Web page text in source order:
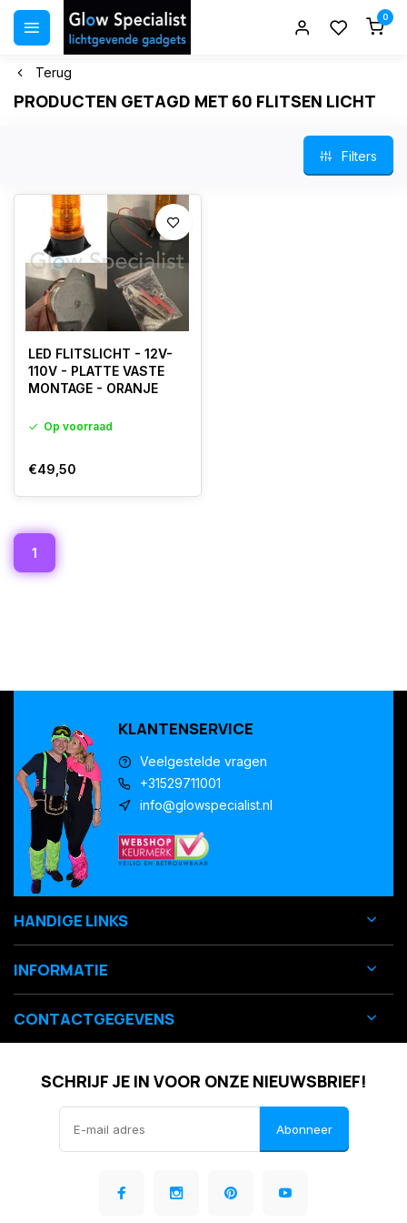
0
Terug
PRODUCTEN GETAGD MET 60 FLITSEN LICHT
Filters
LED FLITSLICHT - 12V-
110V - PLATTE VASTE
MONTAGE - ORANJE
Op voorraad
€49,50
1
KLANTENSERVICE
Veelgestelde vragen
+31529711001
info@glowspecialist.nl
HANDIGE LINKS
INFORMATIE
CONTACTGEGEVENS
SCHRIJF JE IN VOOR ONZE NIEUWSBRIEF!
Abonneer